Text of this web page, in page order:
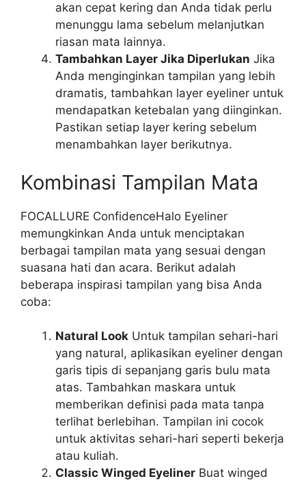
akan cepat kering dan Anda tidak perlu
menunggu lama sebelum melanjutkan
riasan mata lainnya.
Tambahkan Layer Jika Diperlukan Jika
Anda menginginkan tampilan yang lebih
dramatis, tambahkan layer eyeliner untuk
mendapatkan ketebalan yang diinginkan.
Pastikan setiap layer kering sebelum
menambahkan layer berikutnya.
Kombinasi Tampilan Mata
FOCALLURE ConfidenceHalo Eyeliner
memungkinkan Anda untuk menciptakan
berbagai tampilan mata yang sesuai dengan
suasana hati dan acara. Berikut adalah
beberapa inspirasi tampilan yang bisa Anda
coba:
Natural Look Untuk tampilan sehari-hari
yang natural, aplikasikan eyeliner dengan
garis tipis di sepanjang garis bulu mata
atas. Tambahkan maskara untuk
memberikan definisi pada mata tanpa
terlihat berlebihan. Tampilan ini cocok
untuk aktivitas sehari-hari seperti bekerja
atau kuliah.
Classic Winged Eyeliner Buat winged